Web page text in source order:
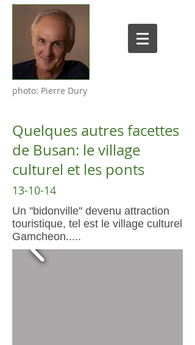
photo: Pierre Dury
Quelques autres facettes
de Busan: le village
culturel et les ponts
13-10-14
Un ''bidonville'' devenu attraction
touristique, tel est le village culturel
Gamcheon.....